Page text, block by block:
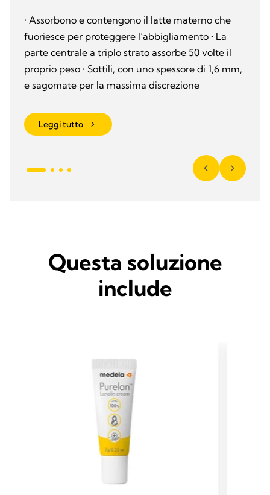
• Assorbono e contengono il latte materno che
fuoriesce per proteggere l’abbigliamento • La
parte centrale a triplo strato assorbe 50 volte il
proprio peso • Sottili, con uno spessore di 1,6 mm,
e sagomate per la massima discrezione
Leggi tutto
Questa soluzione
include